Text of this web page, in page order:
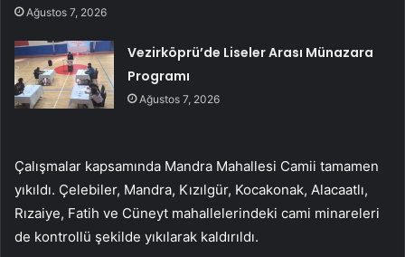
Ağustos 7, 2026
Vezirköprü’de Liseler Arası Münazara
Programı
Ağustos 7, 2026
Çalışmalar kapsamında Mandra Mahallesi Camii tamamen
yıkıldı. Çelebiler, Mandra, Kızılgür, Kocakonak, Alacaatlı,
Rızaiye, Fatih ve Cüneyt mahallelerindeki cami minareleri
de kontrollü şekilde yıkılarak kaldırıldı.